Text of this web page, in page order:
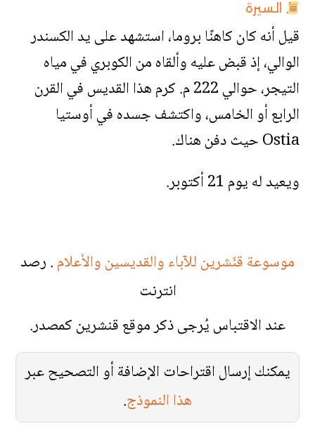
السيرة
قيل أنه كان كاهنًا بروما، استشهد على يد الكسندر
الوالي، إذ قبض عليه وألقاه من الكوبري في مياه
التيجر، حوالي 222 م. كرم هذا القديس في القرن
الرابع أو الخامس، واكتشف جسده في أوستيا
Ostia حيث دفن هناك.
ويعيد له يوم 21 أكتوبر.
موسوعة قنّشرين للآباء والقديسين والأعلام. رصد
انترنت
عند الاقتباس يُرجى ذكر موقع قنشرين كمصدر.
يمكنك إرسال اقتراحات الإضافة أو التصحيح عبر
هذا النموذج.